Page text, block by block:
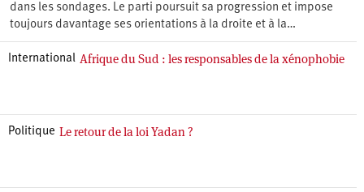
dans les sondages. Le parti poursuit sa progression et impose
toujours davantage ses orientations à la droite et à la…
International Afrique du Sud : les responsables de la xénophobie
Politique Le retour de la loi Yadan ?